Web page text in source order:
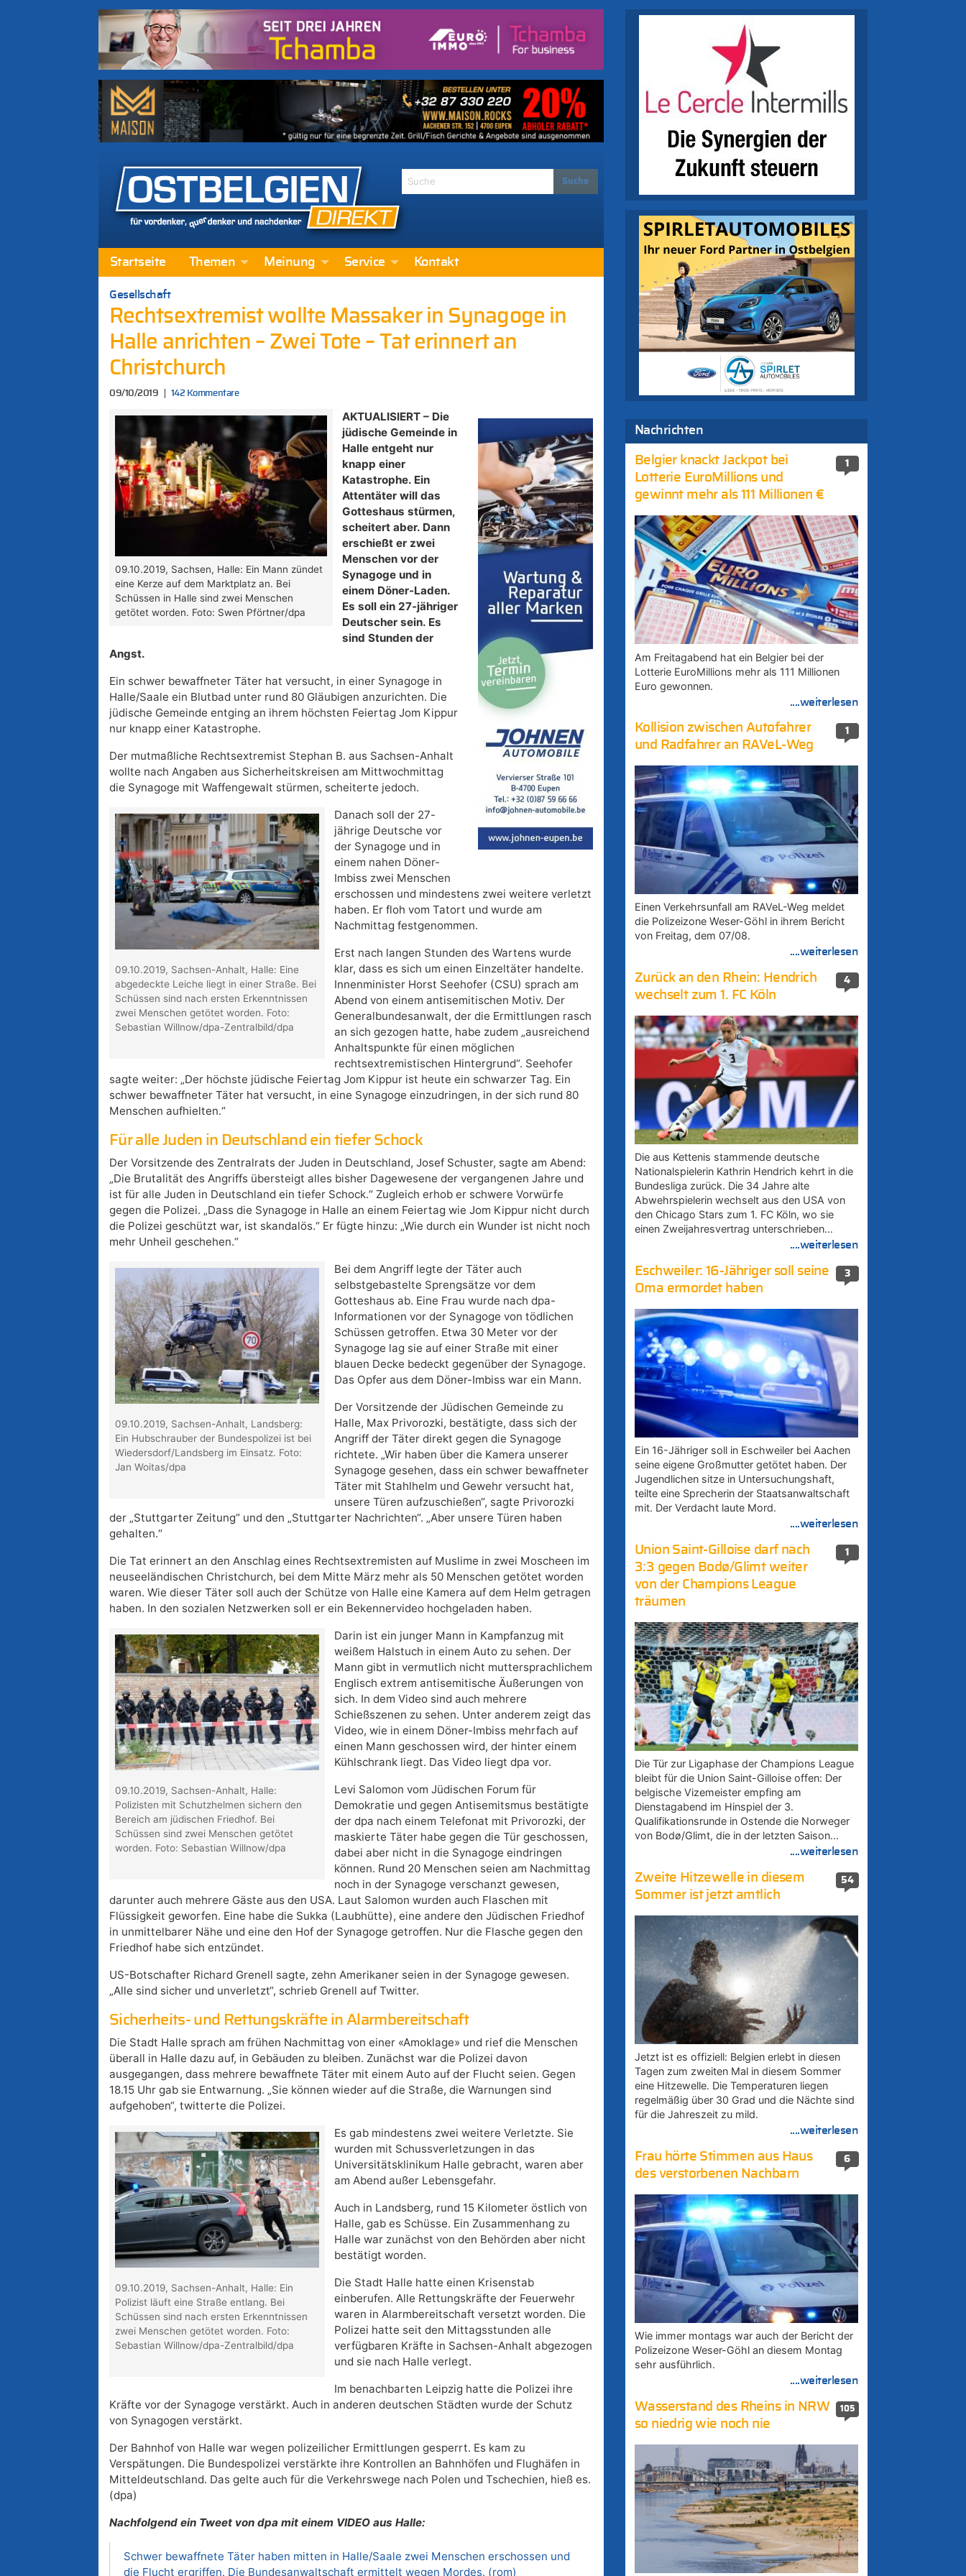
Startseite Themen Meinung Service Kontakt
Gesellschaft
Rechtsextremist wollte Massaker in Synagoge in
Halle anrichten – Zwei Tote – Tat erinnert an
Christchurch
09/10/2019 142 Kommentare
09.10.2019, Sachsen, Halle: Ein Mann zündet
eine Kerze auf dem Marktplatz an. Bei
Schüssen in Halle sind zwei Menschen
getötet worden. Foto: Swen Pförtner/dpa
AKTUALISIERT – Die
jüdische Gemeinde in
Halle entgeht nur
knapp einer
Katastrophe. Ein
Attentäter will das
Gotteshaus stürmen,
scheitert aber. Dann
erschießt er zwei
Menschen vor der
Synagoge und in
einem Döner-Laden.
Es soll ein 27-jähriger
Deutscher sein. Es
sind Stunden der
Angst.
Ein schwer bewaffneter Täter hat versucht, in einer Synagoge in
Halle/Saale ein Blutbad unter rund 80 Gläubigen anzurichten. Die
jüdische Gemeinde entging an ihrem höchsten Feiertag Jom Kippur
nur knapp einer Katastrophe.
Der mutmaßliche Rechtsextremist Stephan B. aus Sachsen-Anhalt
wollte nach Angaben aus Sicherheitskreisen am Mittwochmittag
die Synagoge mit Waffengewalt stürmen, scheiterte jedoch.
09.10.2019, Sachsen-Anhalt, Halle: Eine
abgedeckte Leiche liegt in einer Straße. Bei
Schüssen sind nach ersten Erkenntnissen
zwei Menschen getötet worden. Foto:
Sebastian Willnow/dpa-Zentralbild/dpa
Danach soll der 27-
jährige Deutsche vor
der Synagoge und in
einem nahen Döner-
Imbiss zwei Menschen
erschossen und mindestens zwei weitere verletzt
haben. Er floh vom Tatort und wurde am
Nachmittag festgenommen.
Erst nach langen Stunden des Wartens wurde
klar, dass es sich um einen Einzeltäter handelte.
Innenminister Horst Seehofer (CSU) sprach am
Abend von einem antisemitischen Motiv. Der
Generalbundesanwalt, der die Ermittlungen rasch
an sich gezogen hatte, habe zudem „ausreichend
Anhaltspunkte für einen möglichen
rechtsextremistischen Hintergrund“. Seehofer
sagte weiter: „Der höchste jüdische Feiertag Jom Kippur ist heute ein schwarzer Tag. Ein
schwer bewaffneter Täter hat versucht, in eine Synagoge einzudringen, in der sich rund 80
Menschen aufhielten.“
Für alle Juden in Deutschland ein tiefer Schock
Der Vorsitzende des Zentralrats der Juden in Deutschland, Josef Schuster, sagte am Abend:
„Die Brutalität des Angriffs übersteigt alles bisher Dagewesene der vergangenen Jahre und
ist für alle Juden in Deutschland ein tiefer Schock.“ Zugleich erhob er schwere Vorwürfe
gegen die Polizei. „Dass die Synagoge in Halle an einem Feiertag wie Jom Kippur nicht durch
die Polizei geschützt war, ist skandalös.“ Er fügte hinzu: „Wie durch ein Wunder ist nicht noch
mehr Unheil geschehen.“
09.10.2019, Sachsen-Anhalt, Landsberg:
Ein Hubschrauber der Bundespolizei ist bei
Wiedersdorf/Landsberg im Einsatz. Foto:
Jan Woitas/dpa
Bei dem Angriff legte der Täter auch
selbstgebastelte Sprengsätze vor dem
Gotteshaus ab. Eine Frau wurde nach dpa-
Informationen vor der Synagoge von tödlichen
Schüssen getroffen. Etwa 30 Meter vor der
Synagoge lag sie auf einer Straße mit einer
blauen Decke bedeckt gegenüber der Synagoge.
Das Opfer aus dem Döner-Imbiss war ein Mann.
Der Vorsitzende der Jüdischen Gemeinde zu
Halle, Max Privorozki, bestätigte, dass sich der
Angriff der Täter direkt gegen die Synagoge
richtete. „Wir haben über die Kamera unserer
Synagoge gesehen, dass ein schwer bewaffneter
Täter mit Stahlhelm und Gewehr versucht hat,
unsere Türen aufzuschießen“, sagte Privorozki
der „Stuttgarter Zeitung“ und den „Stuttgarter Nachrichten“. „Aber unsere Türen haben
gehalten.“
Die Tat erinnert an den Anschlag eines Rechtsextremisten auf Muslime in zwei Moscheen im
neuseeländischen Christchurch, bei dem Mitte März mehr als 50 Menschen getötet worden
waren. Wie dieser Täter soll auch der Schütze von Halle eine Kamera auf dem Helm getragen
haben. In den sozialen Netzwerken soll er ein Bekennervideo hochgeladen haben.
09.10.2019, Sachsen-Anhalt, Halle:
Polizisten mit Schutzhelmen sichern den
Bereich am jüdischen Friedhof. Bei
Schüssen sind zwei Menschen getötet
worden. Foto: Sebastian Willnow/dpa
Darin ist ein junger Mann in Kampfanzug mit
weißem Halstuch in einem Auto zu sehen. Der
Mann gibt in vermutlich nicht muttersprachlichem
Englisch extrem antisemitische Äußerungen von
sich. In dem Video sind auch mehrere
Schießszenen zu sehen. Unter anderem zeigt das
Video, wie in einem Döner-Imbiss mehrfach auf
einen Mann geschossen wird, der hinter einem
Kühlschrank liegt. Das Video liegt dpa vor.
Levi Salomon vom Jüdischen Forum für
Demokratie und gegen Antisemitsmus bestätigte
der dpa nach einem Telefonat mit Privorozki, der
maskierte Täter habe gegen die Tür geschossen,
dabei aber nicht in die Synagoge eindringen
können. Rund 20 Menschen seien am Nachmittag
noch in der Synagoge verschanzt gewesen,
darunter auch mehrere Gäste aus den USA. Laut Salomon wurden auch Flaschen mit
Flüssigkeit geworfen. Eine habe die Sukka (Laubhütte), eine andere den Jüdischen Friedhof
in unmittelbarer Nähe und eine den Hof der Synagoge getroffen. Nur die Flasche gegen den
Friedhof habe sich entzündet.
US-Botschafter Richard Grenell sagte, zehn Amerikaner seien in der Synagoge gewesen.
„Alle sind sicher und unverletzt“, schrieb Grenell auf Twitter.
Sicherheits- und Rettungskräfte in Alarmbereitschaft
Die Stadt Halle sprach am frühen Nachmittag von einer «Amoklage» und rief die Menschen
überall in Halle dazu auf, in Gebäuden zu bleiben. Zunächst war die Polizei davon
ausgegangen, dass mehrere bewaffnete Täter mit einem Auto auf der Flucht seien. Gegen
18.15 Uhr gab sie Entwarnung. „Sie können wieder auf die Straße, die Warnungen sind
aufgehoben“, twitterte die Polizei.
09.10.2019, Sachsen-Anhalt, Halle: Ein
Polizist läuft eine Straße entlang. Bei
Schüssen sind nach ersten Erkenntnissen
zwei Menschen getötet worden. Foto:
Sebastian Willnow/dpa-Zentralbild/dpa
Es gab mindestens zwei weitere Verletzte. Sie
wurden mit Schussverletzungen in das
Universitätsklinikum Halle gebracht, waren aber
am Abend außer Lebensgefahr.
Auch in Landsberg, rund 15 Kilometer östlich von
Halle, gab es Schüsse. Ein Zusammenhang zu
Halle war zunächst von den Behörden aber nicht
bestätigt worden.
Die Stadt Halle hatte einen Krisenstab
einberufen. Alle Rettungskräfte der Feuerwehr
waren in Alarmbereitschaft versetzt worden. Die
Polizei hatte seit den Mittagsstunden alle
verfügbaren Kräfte in Sachsen-Anhalt abgezogen
und sie nach Halle verlegt.
Im benachbarten Leipzig hatte die Polizei ihre
Kräfte vor der Synagoge verstärkt. Auch in anderen deutschen Städten wurde der Schutz
von Synagogen verstärkt.
Der Bahnhof von Halle war wegen polizeilicher Ermittlungen gesperrt. Es kam zu
Verspätungen. Die Bundespolizei verstärkte ihre Kontrollen an Bahnhöfen und Flughäfen in
Mitteldeutschland. Das gelte auch für die Verkehrswege nach Polen und Tschechien, hieß es.
(dpa)
Nachfolgend ein Tweet von dpa mit einem VIDEO aus Halle:
Schwer bewaffnete Täter haben mitten in Halle/Saale zwei Menschen erschossen und
die Flucht ergriffen. Die Bundesanwaltschaft ermittelt wegen Mordes. (rom)
Nachrichten
1
Belgier knackt Jackpot bei
Lotterie EuroMillions und
gewinnt mehr als 111 Millionen €
Am Freitagabend hat ein Belgier bei der
Lotterie EuroMillions mehr als 111 Millionen
Euro gewonnen.
....weiterlesen
1
Kollision zwischen Autofahrer
und Radfahrer an RAVeL-Weg
Einen Verkehrsunfall am RAVeL-Weg meldet
die Polizeizone Weser-Göhl in ihrem Bericht
von Freitag, dem 07/08.
....weiterlesen
4
Zurück an den Rhein: Hendrich
wechselt zum 1. FC Köln
Die aus Kettenis stammende deutsche
Nationalspielerin Kathrin Hendrich kehrt in die
Bundesliga zurück. Die 34 Jahre alte
Abwehrspielerin wechselt aus den USA von
den Chicago Stars zum 1. FC Köln, wo sie
einen Zweijahresvertrag unterschrieben…
....weiterlesen
3
Eschweiler: 16-Jähriger soll seine
Oma ermordet haben
Ein 16-Jähriger soll in Eschweiler bei Aachen
seine eigene Großmutter getötet haben. Der
Jugendlichen sitze in Untersuchungshaft,
teilte eine Sprecherin der Staatsanwaltschaft
mit. Der Verdacht laute Mord.
....weiterlesen
1
Union Saint-Gilloise darf nach
3:3 gegen Bodø/Glimt weiter
von der Champions League
träumen
Die Tür zur Ligaphase der Champions League
bleibt für die Union Saint-Gilloise offen: Der
belgische Vizemeister empfing am
Dienstagabend im Hinspiel der 3.
Qualifikationsrunde in Ostende die Norweger
von Bodø/Glimt, die in der letzten Saison…
....weiterlesen
54
Zweite Hitzewelle in diesem
Sommer ist jetzt amtlich
Jetzt ist es offiziell: Belgien erlebt in diesen
Tagen zum zweiten Mal in diesem Sommer
eine Hitzewelle. Die Temperaturen liegen
regelmäßig über 30 Grad und die Nächte sind
für die Jahreszeit zu mild.
....weiterlesen
6
Frau hörte Stimmen aus Haus
des verstorbenen Nachbarn
Wie immer montags war auch der Bericht der
Polizeizone Weser-Göhl an diesem Montag
sehr ausführlich.
....weiterlesen
105
Wasserstand des Rheins in NRW
so niedrig wie noch nie